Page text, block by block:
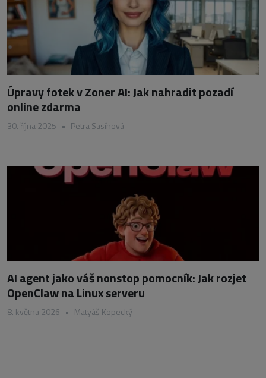
Úpravy fotek v Zoner AI: Jak nahradit pozadí
online zdarma
30. října 2025 • Petra Sasínová
AI agent jako váš nonstop pomocník: Jak rozjet
OpenClaw na Linux serveru
8. května 2026 • Matyáš Kopecký